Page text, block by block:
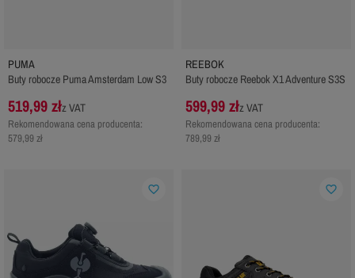
PUMA
Buty robocze Puma Amsterdam Low S3
519,99 złz VAT
Rekomendowana cena producenta:
579,99 zł
REEBOK
Buty robocze Reebok X1 Adventure S3S
599,99 złz VAT
Rekomendowana cena producenta:
789,99 zł
favorite_border favorite_border